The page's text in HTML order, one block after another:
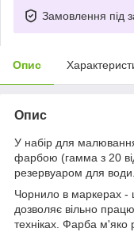
Замовлення під
Опис
Опис
У набір для
фарбою (гамма з 20
резервуаром для води.
Чорнило в маркерах -
дозволяє вільно
техніках. Фарба м'яко